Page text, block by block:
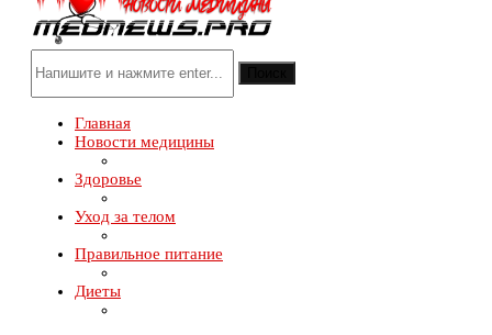
Главная
Новости медицины
Здоровье
Уход за телом
Правильное питание
Диеты